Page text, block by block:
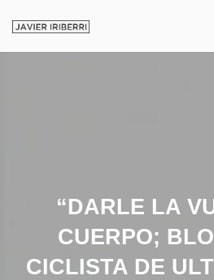
“DARLE LA
CUERPO;
CICLISTA DE